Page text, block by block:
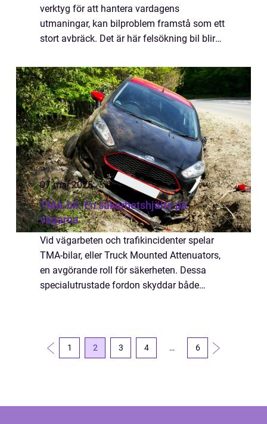
verktyg för att hantera vardagens
utmaningar, kan bilproblem framstå som ett
stort avbräck. Det är här felsökning bil blir
07 maj 2025
TMA-bil: En säkerhetshjälte på
vägarna
Vid vägarbeten och trafikincidenter spelar
TMA-bilar, eller Truck Mounted Attenuators,
en avgörande roll för säkerheten. Dessa
specialutrustade fordon skyddar både
1 2 3 4 … 6